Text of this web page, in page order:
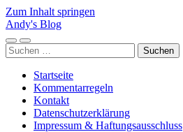
Zum Inhalt springen
Andy's Blog
Mobile-
Menü
Suchfeld
ein-/ausblenden
Suchen
nach:
Startseite
Kommentarregeln
Kontakt
Datenschutzerklärung
Impressum & Haftungsausschluss